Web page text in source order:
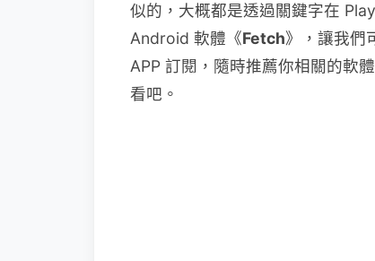
似的，大概都是透過關鍵字在
Android 軟體《Fetch》，讓我們
APP 訂閱，隨時推薦你相關的軟
看吧。